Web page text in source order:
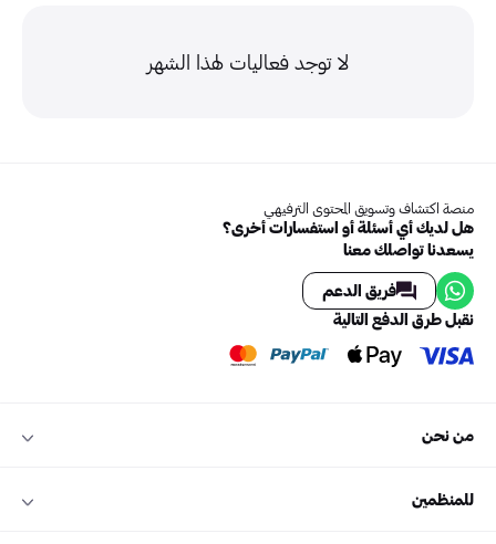
لا توجد فعاليات لهذا الشهر
منصة اكتشاف وتسويق المحتوى الترفيهي
هل لديك أي أسئلة أو استفسارات أخرى؟
يسعدنا تواصلك معنا
فريق الدعم
نقبل طرق الدفع التالية
من نحن
للمنظمين